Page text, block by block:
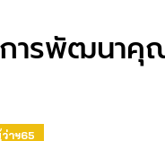
การพัฒนา
ว่าฯ65